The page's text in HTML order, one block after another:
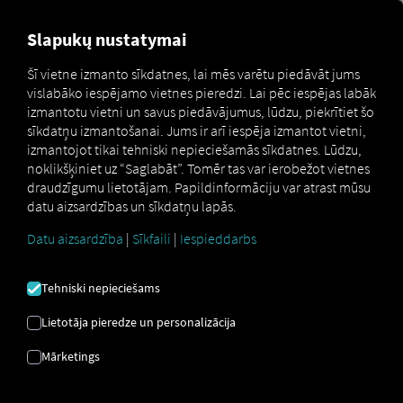
Marketplace Connectors zaarc.next Connect
ZAARC.NEXT
SAVIENOJUMA IZVEIDE
Ārēja pakalpojumu sniedzēja
integrācija
Vai jūs jau izmantojat
Slapukų nustatymai
Šī vietne izmanto sīkdatnes, lai mēs varētu piedāvāt jums
vislabāko iespējamo vietnes pieredzi. Lai pēc iespējas labāk
izmantotu vietni un savus piedāvājumus, lūdzu, piekrītiet šo
sīkdatņu izmantošanai. Jums ir arī iespēja izmantot vietni,
izmantojot tikai tehniski nepieciešamās sīkdatnes. Lūdzu,
noklikšķiniet uz “Saglabāt”. Tomēr tas var ierobežot vietnes
draudzīgumu lietotājam. Papildinformāciju var atrast mūsu
datu aizsardzības un sīkdatņu lapās.
Datu aizsardzība | Sīkfaili | Iespieddarbs
Tehniski nepieciešams
Lietotāja pieredze un personalizācija
Mārketings